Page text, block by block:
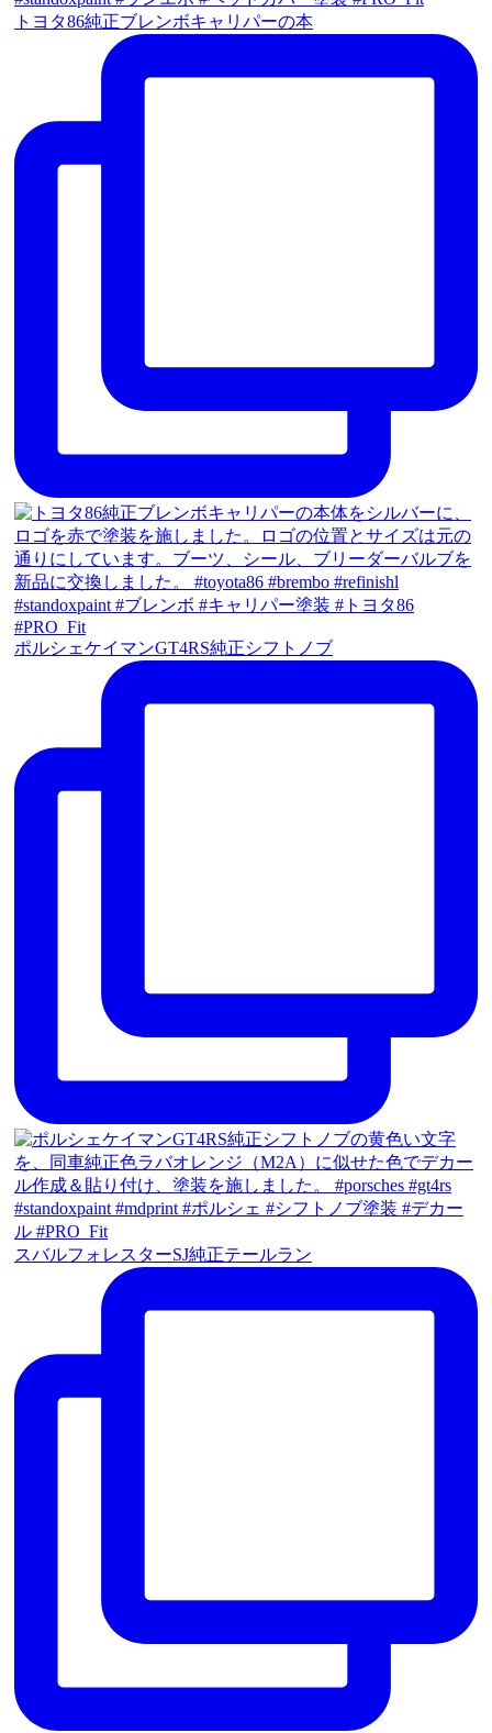
トヨタ86純正ブレンボキャリパーの本
ポルシェケイマンGT4RS純正シフトノブ
スバルフォレスターSJ純正テールラン